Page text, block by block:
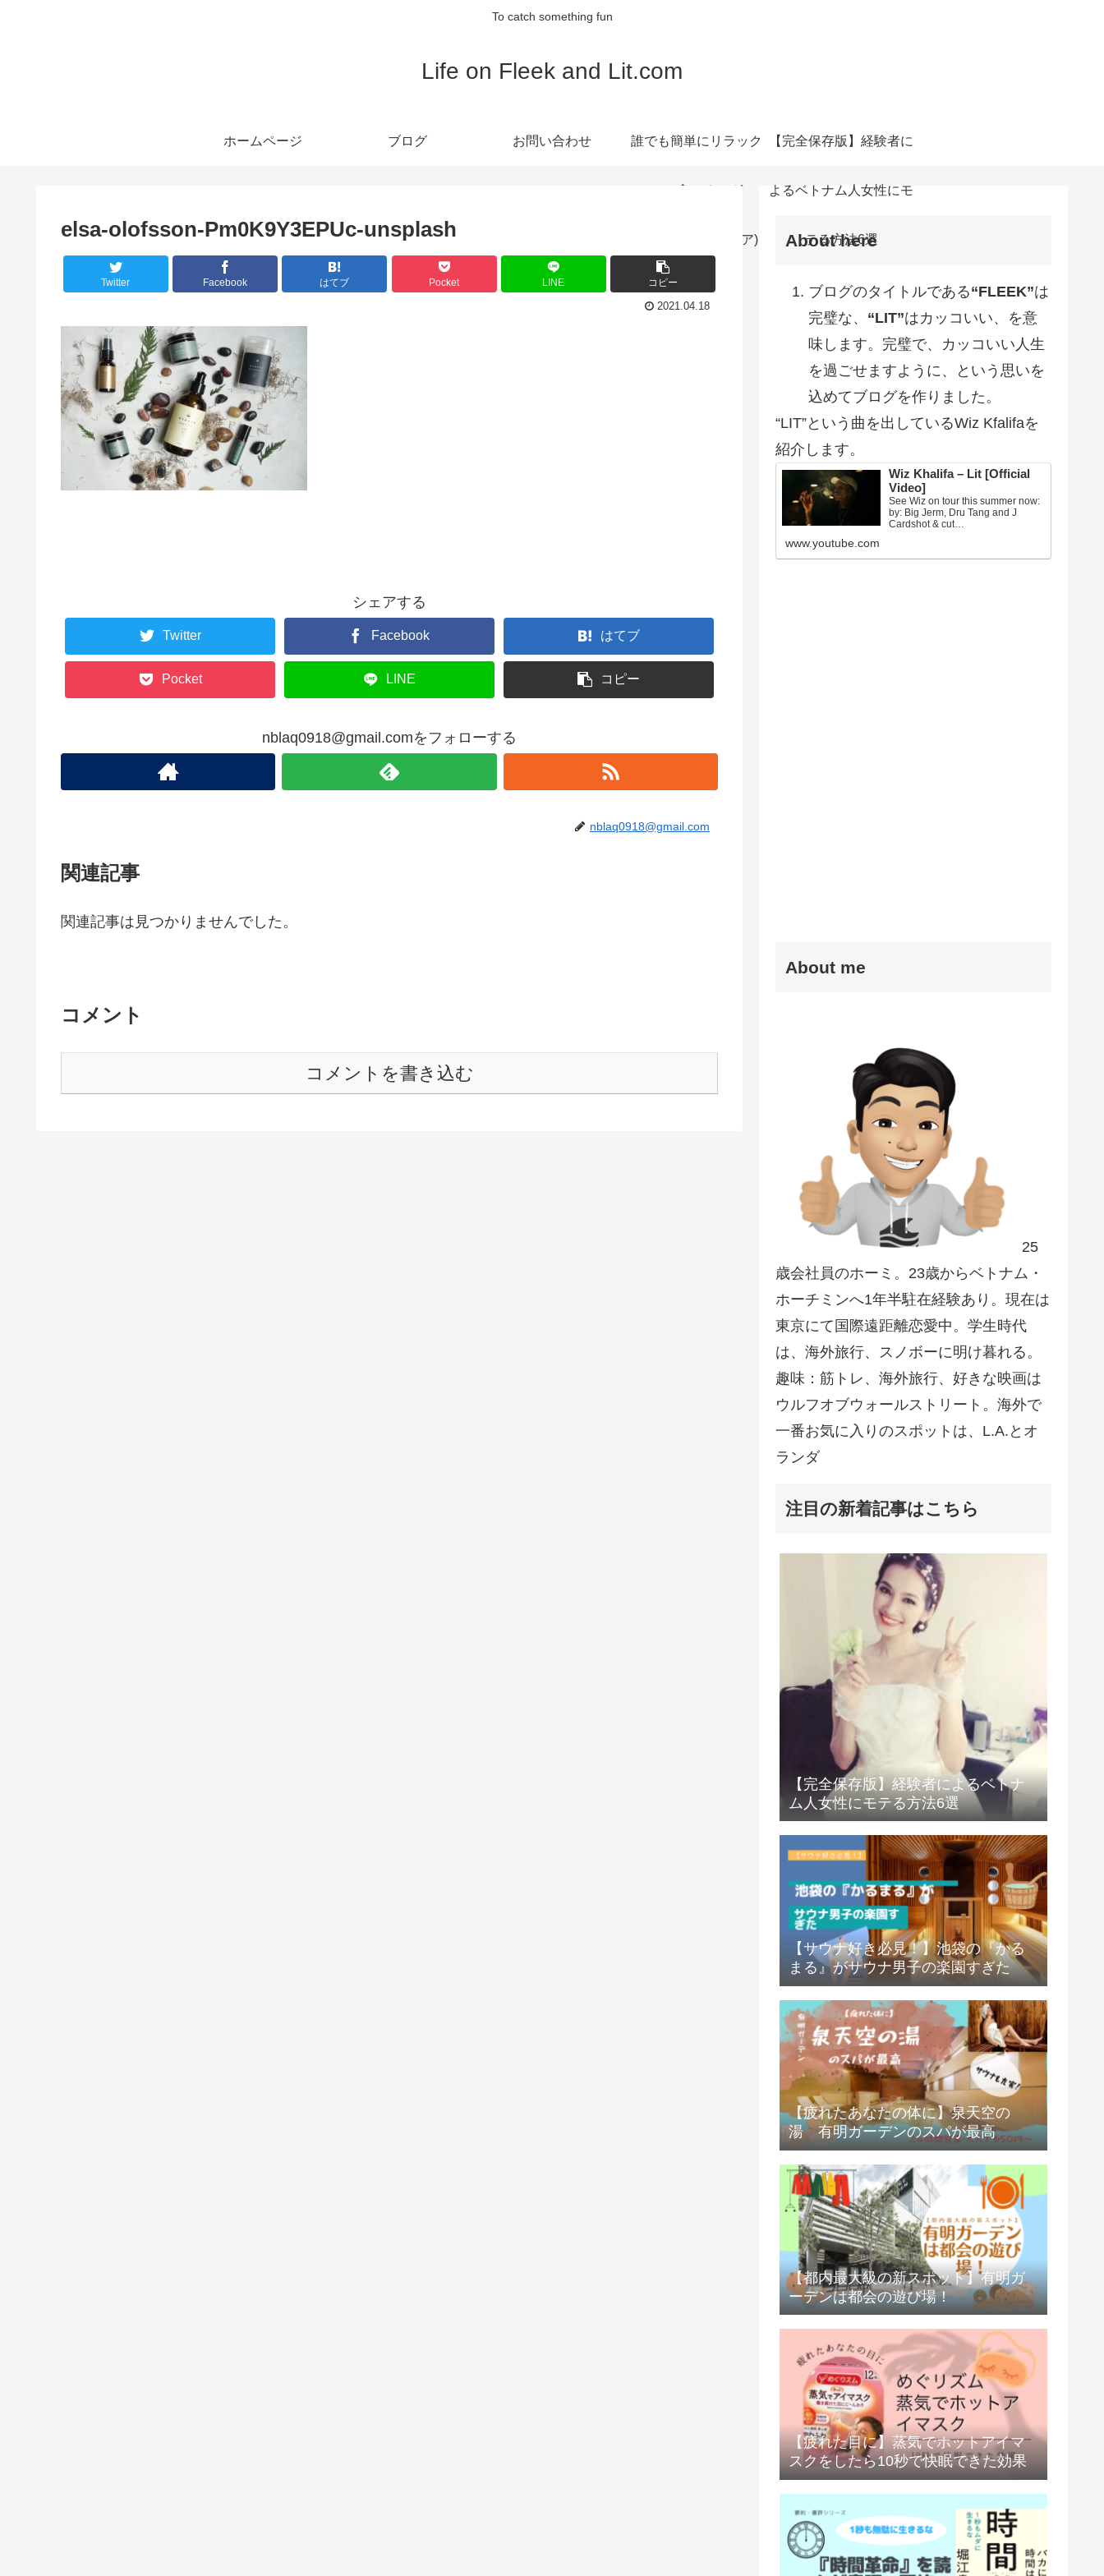
To catch something fun
Life on Fleek and Lit.com
ホームページ ブログ お問い合わせ 誰でも簡単にリラック
ス！食べるヨガ
『RECLIA(レクリア)
CBDグミ』
【完全保存版】経験者に
よるベトナム人女性にモ
テる方法6選
elsa-olofsson-Pm0K9Y3EPUc-unsplash
Twitter Facebook はてブ Pocket LINE コピー
2021.04.18
シェアする
Twitter Facebook はてブ
Pocket LINE コピー
nblaq0918@gmail.comをフォローする
nblaq0918@gmail.com
関連記事
関連記事は見つかりませんでした。
コメント
コメントを書き込む
About here
ブログのタイトルである“FLEEK”は
完璧な、 “LIT”はカッコいい、を意
味します。完璧で、カッコいい人生
を過ごせますように、という思いを
込めてブログを作りました。
“LIT”という曲を出しているWiz Kfalifaを
紹介します。
Wiz Khalifa – Lit [Official
Video]
See Wiz on tour this summer now:
by: Big Jerm, Dru Tang and J
Cardshot & cut…
www.youtube.com
About me
25
歳会社員のホーミ。23歳からベトナム・
ホーチミンへ1年半駐在経験あり。現在は
東京にて国際遠距離恋愛中。学生時代
は、海外旅行、スノボーに明け暮れる。
趣味：筋トレ、海外旅行、好きな映画は
ウルフオブウォールストリート。海外で
一番お気に入りのスポットは、L.A.とオ
ランダ
注目の新着記事はこちら
【完全保存版】経験者によるベトナ
ム人女性にモテる方法6選
【サウナ好き必見！】池袋の『かる
まる』がサウナ男子の楽園すぎた
【疲れたあなたの体に】泉天空の
湯 有明ガーデンのスパが最高
【都内最大級の新スポット】有明ガ
ーデンは都会の遊び場！
【疲れた目に】蒸気でホットアイマ
スクをしたら10秒で快眠できた効果